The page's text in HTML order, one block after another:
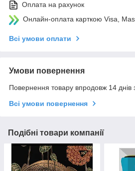
Оплата на рахунок
Онлайн-оплата карткою Visa,
Всі умови оплати
Умови повернення
Повернення товару впродовж 14 днів
Всі умови повернення
Подібні товари компанії